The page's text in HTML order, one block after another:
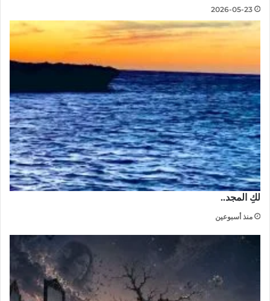
2026-05-23
لكِ المجد..
منذ أسبوعين